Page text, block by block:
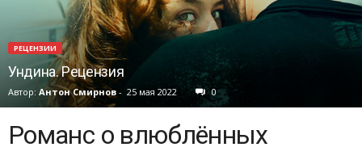
РЕЦЕНЗИИ
Ундина. Рецензия
Автор: Антон Смирнов - 25 мая 2022 0
Романс о влюблённых